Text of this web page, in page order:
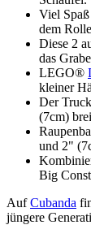
Viel
dem
Diese 2
das
LEGO®
kleiner
Der
(7cm)
und 2"
Big
AufCubanda
jüngere